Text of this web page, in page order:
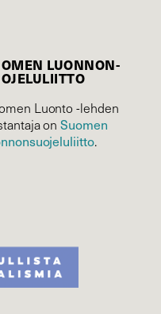
LUONNON­
Luonto -lehden
onSuomen
.